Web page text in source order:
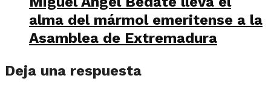
alma del mármol emeritense a la
Asamblea de Extremadura
Deja una respuesta